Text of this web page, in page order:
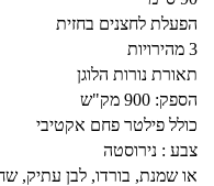
הפעלת לחצנים בחזית
3 מהירויות
תאורת נורות הלוגן
הספק: 900 מק"ש
כולל פילטר פחם אקטיבי
צבע : נירוסטה
או שמנת, בורדו, לבן עתיק,